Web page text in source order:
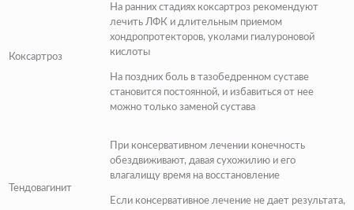
Коксартроз
На ранних стадиях коксартроз рекомендуют
лечить ЛФК и длительным приемом
хондропротекторов, уколами гиалуроновой
кислоты
На поздних боль в тазобедренном суставе
становится постоянной, и избавиться от нее
можно только заменой сустава
Тендовагинит
При консервативном лечении конечность
обездвиживают, давая сухожилию и его
влагалищу время на восстановление
Если консервативное лечение не дает результата,